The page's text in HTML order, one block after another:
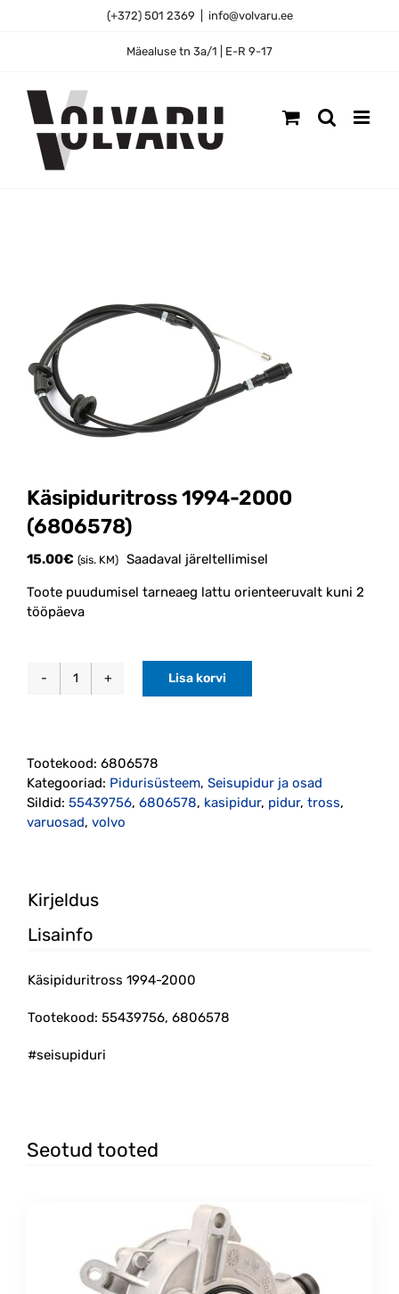
(+372) 501 2369 info@volvaru.ee
Mäealuse tn 3a/1 | E-R 9-17
Käsipiduritross 1994-2000
(6806578)
15.00€ (sis. KM) Saadaval järeltellimisel
Toote puudumisel tarneaeg lattu orienteeruvalt kuni 2
tööpäeva
Käsipiduritross
kogus
Lisa korvi
Tootekood: 6806578
Kategooriad: Pidurisüsteem, Seisupidur ja osad
Sildid: 55439756, 6806578, kasipidur, pidur, tross,
varuosad, volvo
Kirjeldus
Lisainfo
Käsipiduritross 1994-2000
Tootekood: 55439756, 6806578
#seisupiduri
Seotud tooted